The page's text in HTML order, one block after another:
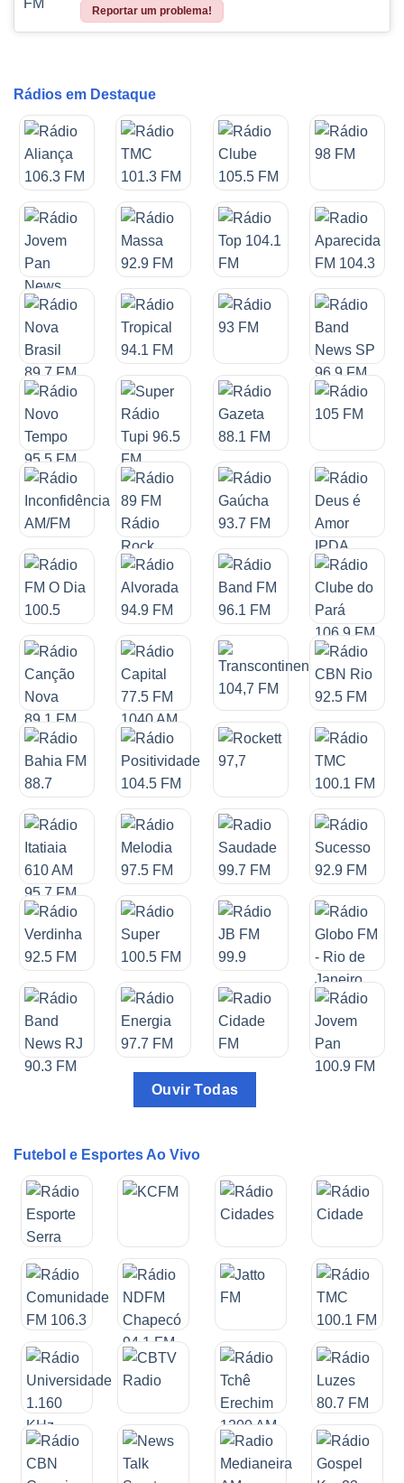
Reportar um problema!
Rádios em Destaque
Ouvir Todas
Futebol e Esportes Ao Vivo